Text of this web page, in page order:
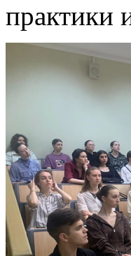
практики